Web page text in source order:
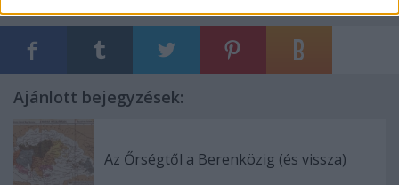
Ajánlott bejegyzések:
Az Őrségtől a Berenközig (és vissza)